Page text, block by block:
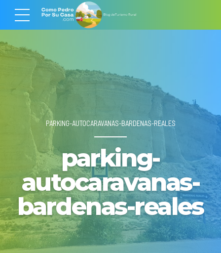
PARKING-AUTOCARAVANAS-BARDENAS-REALES
parking-
autocaravanas-
bardenas-reales